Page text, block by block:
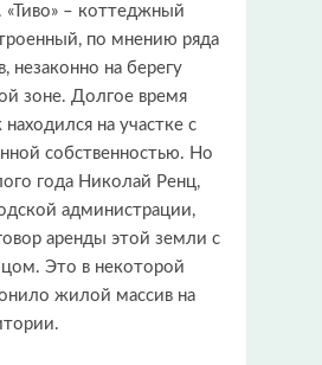
«Тиво» – коттеджный
по мнению ряда
незаконно на берегу
зоне. Долгое время
на участке с
собственностью. Но
года Николай Ренц,
администрации,
аренды этой земли с
Это в некоторой
жилой массив на